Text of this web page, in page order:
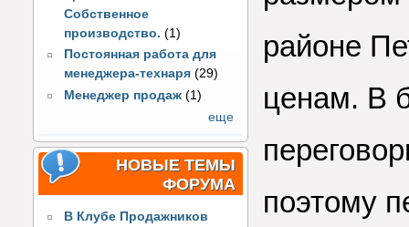
Собственное
производство. (1)
Постоянная работа для
менеджера-технаря (29)
Менеджер продаж (1)
еще
НОВЫЕ ТЕМЫ
ФОРУМА
В Клубе Продажников
районе
ценам. В
поэтому